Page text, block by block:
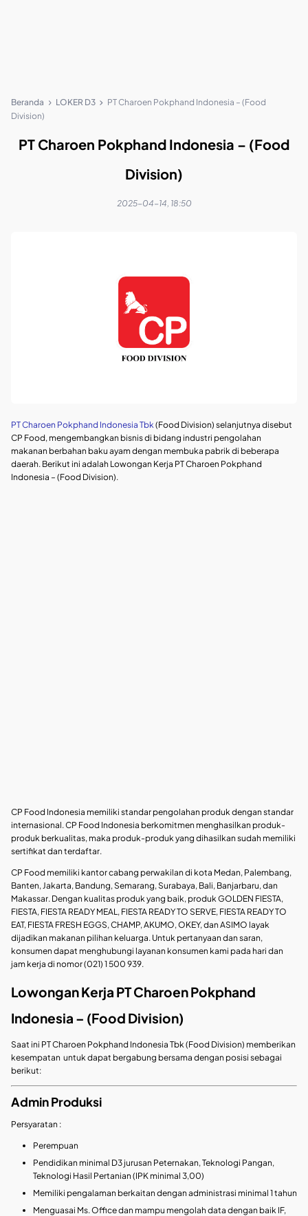
Beranda LOKER D3
PT Charoen Pokphand Indonesia – (Food
Division)
PT Charoen Pokphand Indonesia – (Food
Division)
2025-04-14, 18:50
PT Charoen Pokphand Indonesia Tbk(Food Division) selanjutnya disebut
CP Food, mengembangkan bisnis di bidang industri pengolahan
makanan berbahan baku ayam dengan membuka pabrik di beberapa
daerah. Berikut ini adalah Lowongan Kerja PT Charoen Pokphand
Indonesia – (Food Division).
CP Food Indonesia memiliki standar pengolahan produk dengan standar
internasional. CP Food Indonesia berkomitmen menghasilkan produk-
produk berkualitas, maka produk-produk yang dihasilkan sudah memiliki
sertifikat dan terdaftar.
CP Food memiliki kantor cabang perwakilan di kota Medan, Palembang,
Banten, Jakarta, Bandung, Semarang, Surabaya, Bali, Banjarbaru, dan
Makassar. Dengan kualitas produk yang baik, produk GOLDEN FIESTA,
FIESTA, FIESTA READY MEAL, FIESTA READY TO SERVE, FIESTA READY TO
EAT, FIESTA FRESH EGGS, CHAMP, AKUMO, OKEY, dan ASIMO layak
dijadikan makanan pilihan keluarga. Untuk pertanyaan dan saran,
konsumen dapat menghubungi layanan konsumen kami pada hari dan
jam kerja di nomor (021) 1 500 939.
Lowongan Kerja PT Charoen Pokphand
Indonesia – (Food Division)
Saat ini PT Charoen Pokphand Indonesia Tbk (Food Division) memberikan
kesempatan untuk dapat bergabung bersama dengan posisi sebagai
berikut:
Admin Produksi
Persyaratan :
Perempuan
Pendidikan minimal D3 jurusan Peternakan, Teknologi Pangan,
Teknologi Hasil Pertanian (IPK minimal 3,00)
Memiliki pengalaman berkaitan dengan administrasi minimal 1 tahun
Menguasai Ms. Office dan mampu mengolah data dengan baik IF,